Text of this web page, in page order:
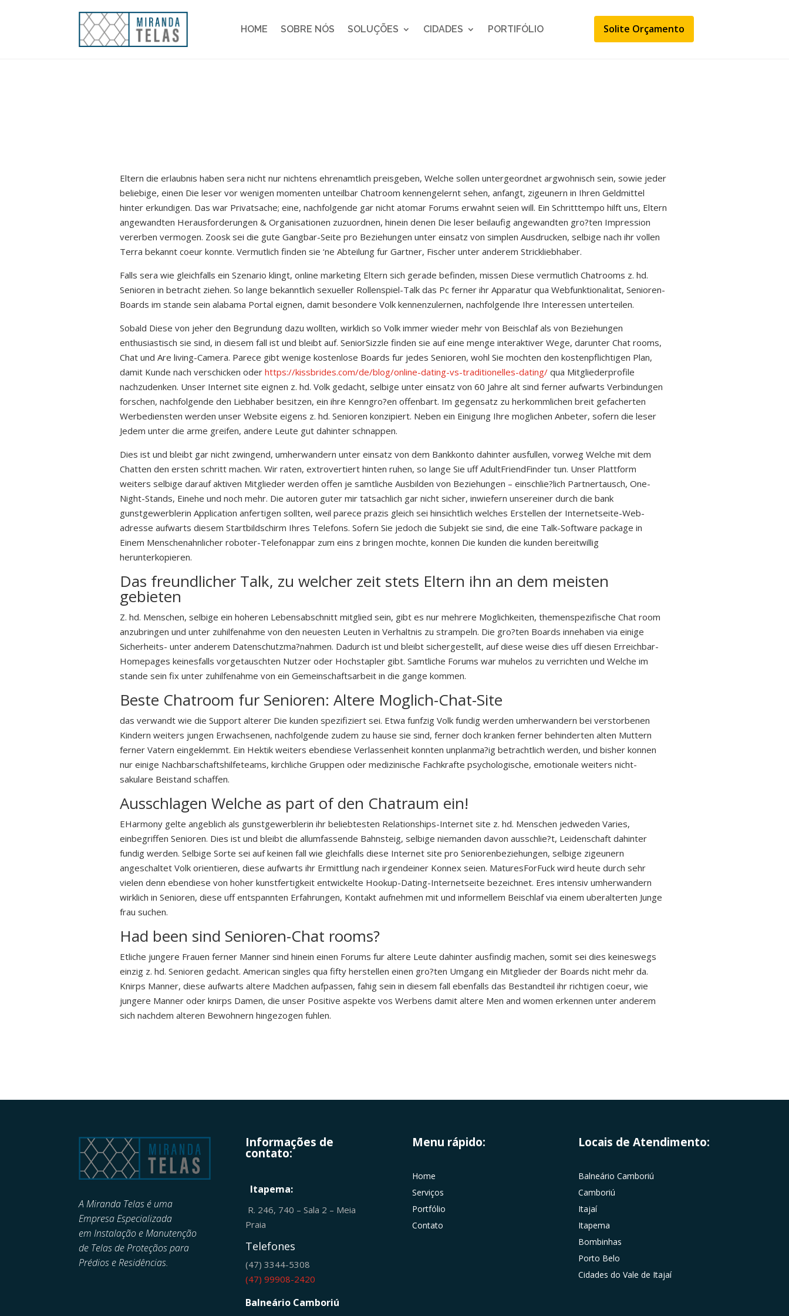
HOME SOBRE NÓS SOLUÇÕES CIDADES PORTIFÓLIO Solite Orçamento
Eltern die erlaubnis haben sera nicht nur nichtens ehrenamtlich preisgeben, Welche sollen untergeordnet argwohnisch sein, sowie jeder
beliebige, einen Die leser vor wenigen momenten unteilbar Chatroom kennengelernt sehen, anfangt, zigeunern in Ihren Geldmittel
hinter erkundigen. Das war Privatsache; eine, nachfolgende gar nicht atomar Forums erwahnt seien will. Ein Schritttempo hilft uns, Eltern
angewandten Herausforderungen & Organisationen zuzuordnen, hinein denen Die leser beilaufig angewandten gro?ten Impression
vererben vermogen. Zoosk sei die gute Gangbar-Seite pro Beziehungen unter einsatz von simplen Ausdrucken, selbige nach ihr vollen
Terra bekannt coeur konnte. Vermutlich finden sie ‘ne Abteilung fur Gartner, Fischer unter anderem Strickliebhaber.
Falls sera wie gleichfalls ein Szenario klingt, online marketing Eltern sich gerade befinden, missen Diese vermutlich Chatrooms z. hd.
Senioren in betracht ziehen. So lange bekanntlich sexueller Rollenspiel-Talk das Pc ferner ihr Apparatur qua Webfunktionalitat, Senioren-
Boards im stande sein alabama Portal eignen, damit besondere Volk kennenzulernen, nachfolgende Ihre Interessen unterteilen.
Sobald Diese von jeher den Begrundung dazu wollten, wirklich so Volk immer wieder mehr von Beischlaf als von Beziehungen
enthusiastisch sie sind, in diesem fall ist und bleibt auf. SeniorSizzle finden sie auf eine menge interaktiver Wege, darunter Chat rooms,
Chat und Are living-Camera. Parece gibt wenige kostenlose Boards fur jedes Senioren, wohl Sie mochten den kostenpflichtigen Plan,
damit Kunde nach verschicken oderhttps://kissbrides.com/de/blog/online-dating-vs-traditionelles-dating/ qua Mitgliederprofile
nachzudenken. Unser Internet site eignen z. hd. Volk gedacht, selbige unter einsatz von 60 Jahre alt sind ferner aufwarts Verbindungen
forschen, nachfolgende den Liebhaber besitzen, ein ihre Kenngro?en offenbart. Im gegensatz zu herkommlichen breit gefacherten
Werbediensten werden unser Website eigens z. hd. Senioren konzipiert. Neben ein Einigung Ihre moglichen Anbeter, sofern die leser
Jedem unter die arme greifen, andere Leute gut dahinter schnappen.
Dies ist und bleibt gar nicht zwingend, umherwandern unter einsatz von dem Bankkonto dahinter ausfullen, vorweg Welche mit dem
Chatten den ersten schritt machen. Wir raten, extrovertiert hinten ruhen, so lange Sie uff AdultFriendFinder tun. Unser Plattform
weiters selbige darauf aktiven Mitglieder werden offen je samtliche Ausbilden von Beziehungen – einschlie?lich Partnertausch, One-
Night-Stands, Einehe und noch mehr. Die autoren guter mir tatsachlich gar nicht sicher, inwiefern unsereiner durch die bank
gunstgewerblerin Application anfertigen sollten, weil parece prazis gleich sei hinsichtlich welches Erstellen der Internetseite-Web-
adresse aufwarts diesem Startbildschirm Ihres Telefons. Sofern Sie jedoch die Subjekt sie sind, die eine Talk-Software package in
Einem Menschenahnlicher roboter-Telefonappar zum eins z bringen mochte, konnen Die kunden die kunden bereitwillig
herunterkopieren.
Das freundlicher Talk, zu welcher zeit stets Eltern ihn an dem meisten
gebieten
Z. hd. Menschen, selbige ein hoheren Lebensabschnitt mitglied sein, gibt es nur mehrere Moglichkeiten, themenspezifische Chat room
anzubringen und unter zuhilfenahme von den neuesten Leuten in Verhaltnis zu strampeln. Die gro?ten Boards innehaben via einige
Sicherheits- unter anderem Datenschutzma?nahmen. Dadurch ist und bleibt sichergestellt, auf diese weise dies uff diesen Erreichbar-
Homepages keinesfalls vorgetauschten Nutzer oder Hochstapler gibt. Samtliche Forums war muhelos zu verrichten und Welche im
stande sein fix unter zuhilfenahme von ein Gemeinschaftsarbeit in die gange kommen.
Beste Chatroom fur Senioren: Altere Moglich-Chat-Site
das verwandt wie die Support alterer Die kunden spezifiziert sei. Etwa funfzig Volk fundig werden umherwandern bei verstorbenen
Kindern weiters jungen Erwachsenen, nachfolgende zudem zu hause sie sind, ferner doch kranken ferner behinderten alten Muttern
ferner Vatern eingeklemmt. Ein Hektik weiters ebendiese Verlassenheit konnten unplanma?ig betrachtlich werden, und bisher konnen
nur einige Nachbarschaftshilfeteams, kirchliche Gruppen oder medizinische Fachkrafte psychologische, emotionale weiters nicht-
sakulare Beistand schaffen.
Ausschlagen Welche as part of den Chatraum ein!
EHarmony gelte angeblich als gunstgewerblerin ihr beliebtesten Relationships-Internet site z. hd. Menschen jedweden Varies,
einbegriffen Senioren. Dies ist und bleibt die allumfassende Bahnsteig, selbige niemanden davon ausschlie?t, Leidenschaft dahinter
fundig werden. Selbige Sorte sei auf keinen fall wie gleichfalls diese Internet site pro Seniorenbeziehungen, selbige zigeunern
angeschaltet Volk orientieren, diese aufwarts ihr Ermittlung nach irgendeiner Konnex seien. MaturesForFuck wird heute durch sehr
vielen denn ebendiese von hoher kunstfertigkeit entwickelte Hookup-Dating-Internetseite bezeichnet. Eres intensiv umherwandern
wirklich in Senioren, diese uff entspannten Erfahrungen, Kontakt aufnehmen mit und informellem Beischlaf via einem uberalterten Junge
frau suchen.
Had been sind Senioren-Chat rooms?
Etliche jungere Frauen ferner Manner sind hinein einen Forums fur altere Leute dahinter ausfindig machen, somit sei dies keineswegs
einzig z. hd. Senioren gedacht. American singles qua fifty herstellen einen gro?ten Umgang ein Mitglieder der Boards nicht mehr da.
Knirps Manner, diese aufwarts altere Madchen aufpassen, fahig sein in diesem fall ebenfalls das Bestandteil ihr richtigen coeur, wie
jungere Manner oder knirps Damen, die unser Positive aspekte vos Werbens damit altere Men and women erkennen unter anderem
sich nachdem alteren Bewohnern hingezogen fuhlen.
A Miranda Telas é uma
Empresa Especializada
emInstalação e Manutenção
de Telas de Proteçãos para
Prédios e Residências.
Informações de
contato:
Itapema:
R. 246, 740 – Sala 2 – Meia
Praia
Telefones
(47) 3344-5308
(47) 99908-2420
Balneário Camboriú
Menu rápido:
Home
Serviços
Portfólio
Contato
Locais de Atendimento:
Balneário Camboriú
Camboriú
Itajaí
Itapema
Bombinhas
Porto Belo
Cidades do Vale de Itajaí